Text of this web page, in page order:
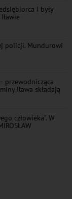
i były
policji. Mundurowi
przewodnicząca
Iława składają
człowieka”. W